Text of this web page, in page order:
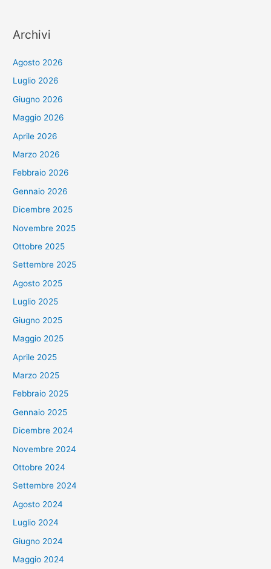
Archivi
Agosto 2026
Luglio 2026
Giugno 2026
Maggio 2026
Aprile 2026
Marzo 2026
Febbraio 2026
Gennaio 2026
Dicembre 2025
Novembre 2025
Ottobre 2025
Settembre 2025
Agosto 2025
Luglio 2025
Giugno 2025
Maggio 2025
Aprile 2025
Marzo 2025
Febbraio 2025
Gennaio 2025
Dicembre 2024
Novembre 2024
Ottobre 2024
Settembre 2024
Agosto 2024
Luglio 2024
Giugno 2024
Maggio 2024